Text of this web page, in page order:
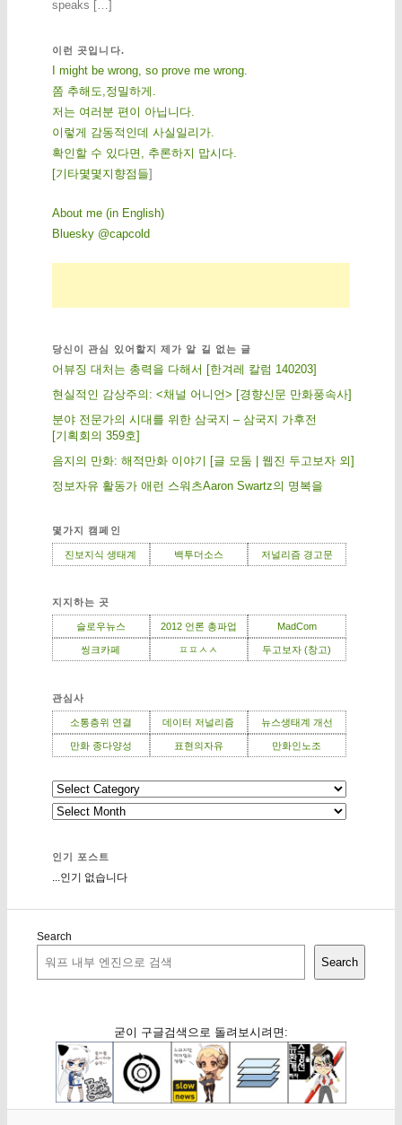
speaks […]
이런 곳입니다.
I might be wrong, so prove me wrong.
쫌 추해도,정밀하게.
저는 여러분 편이 아닙니다.
이렇게 감동적인데 사실일리가.
확인할 수 있다면, 추론하지 맙시다.
[기 타몇 몇 지 향점 들]
About me (in English)
Bluesky @capcold
당신이 관심 있어할지 제가 알 길 없는 글
어뷰징 대처는 총력을 다해서 [한겨레 칼럼 140203]
현실적인 감상주의: <채널 어니언> [경향신문 만화풍속사]
분야 전문가의 시대를 위한 삼국지 – 삼국지 가후전
[기획회의 359호]
음지의 만화: 해적만화 이야기 [글 모둠 | 웹진 두고보자 외]
정보자유 활동가 애런 스워츠Aaron Swartz의 명복을
몇가지 캠페인
진보지식 생태계 백투더소스 저널리즘 경고문
지지하는 곳
슬로우뉴스 2012 언론 총파업 MadCom
씽크카페 ㅍㅍㅅㅅ 두고보자 (창고)
관심사
소통층위 연결 데이터 저널리즘 뉴스생태계 개선
만화 종다양성 표현의자유 만화인노조
인기 포스트
...인기 없습니다
Search
Search
굳이 구글검색으로 돌려보시려면: